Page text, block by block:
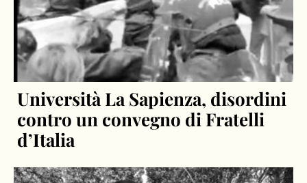
Università La Sapienza, disordini
contro un convegno di Fratelli
d’Italia